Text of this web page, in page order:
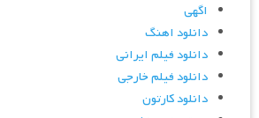
اگهی
دانلود اهنگ
دانلود فیلم ایرانی
دانلود فیلم خارجی
دانلود کارتون